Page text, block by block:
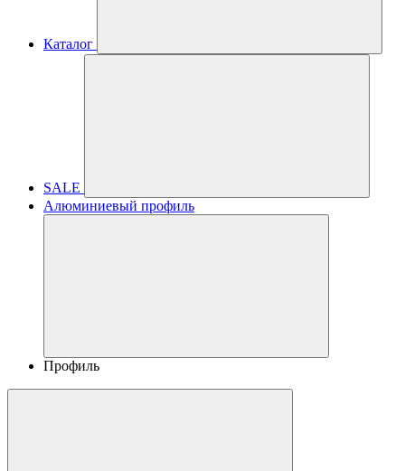
Каталог
SALE
Алюминиевый профиль
Профиль